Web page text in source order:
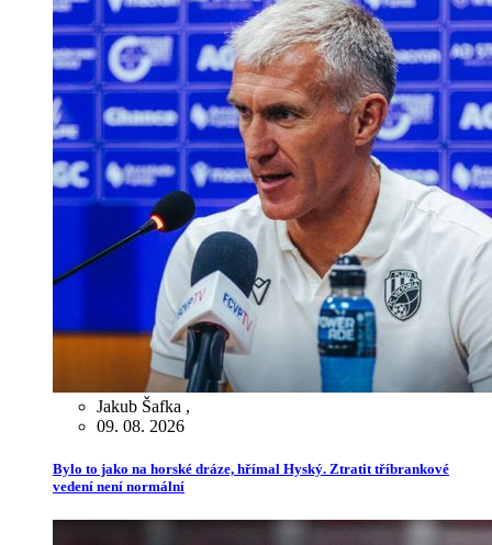
Jakub Šafka ,
09. 08. 2026
Bylo to jako na horské dráze, hřímal Hyský. Ztratit tříbrankové
vedení není normální